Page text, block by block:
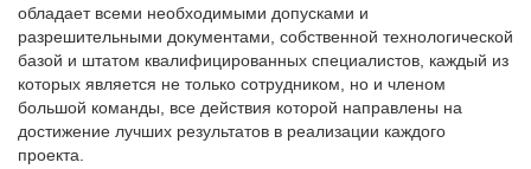
обладает всеми необходимыми допусками и
разрешительными документами, собственной технологической
базой и штатом квалифицированных специалистов, каждый из
которых является не только сотрудником, но и членом
большой команды, все действия которой направлены на
достижение лучших результатов в реализации каждого
проекта.